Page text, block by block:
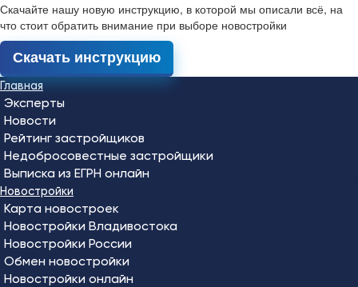
Скачайте нашу новую инструкцию, в которой мы описали всё, на
что стоит обратить внимание при выборе новостройки
Скачать инструкцию
Главная
Эксперты
Новости
Рейтинг застройщиков
Недобросовестные застройщики
Выписка из ЕГРН онлайн
Новостройки
Карта новостроек
Новостройки Владивостока
Новостройки России
Обмен новостройки
Новостройки онлайн